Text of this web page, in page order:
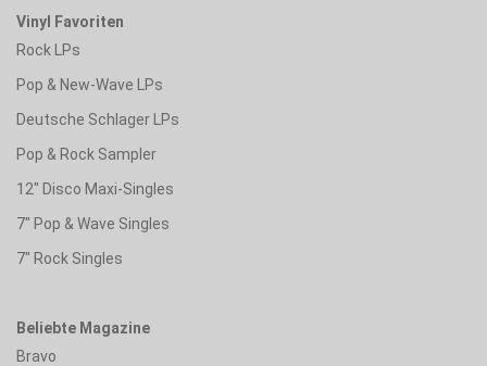
Vinyl Favoriten
Rock LPs
Pop & New-Wave LPs
Deutsche Schlager LPs
Pop & Rock Sampler
12" Disco Maxi-Singles
7" Pop & Wave Singles
7" Rock Singles
Beliebte Magazine
Bravo